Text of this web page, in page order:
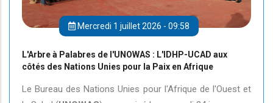
Mercredi 1 juillet 2026 - 09:58
L'Arbre à Palabres de l'UNOWAS : L'IDHP-UCAD aux
côtés des Nations Unies pour la Paix en Afrique
Le Bureau des Nations Unies pour l'Afrique de l'Ouest et